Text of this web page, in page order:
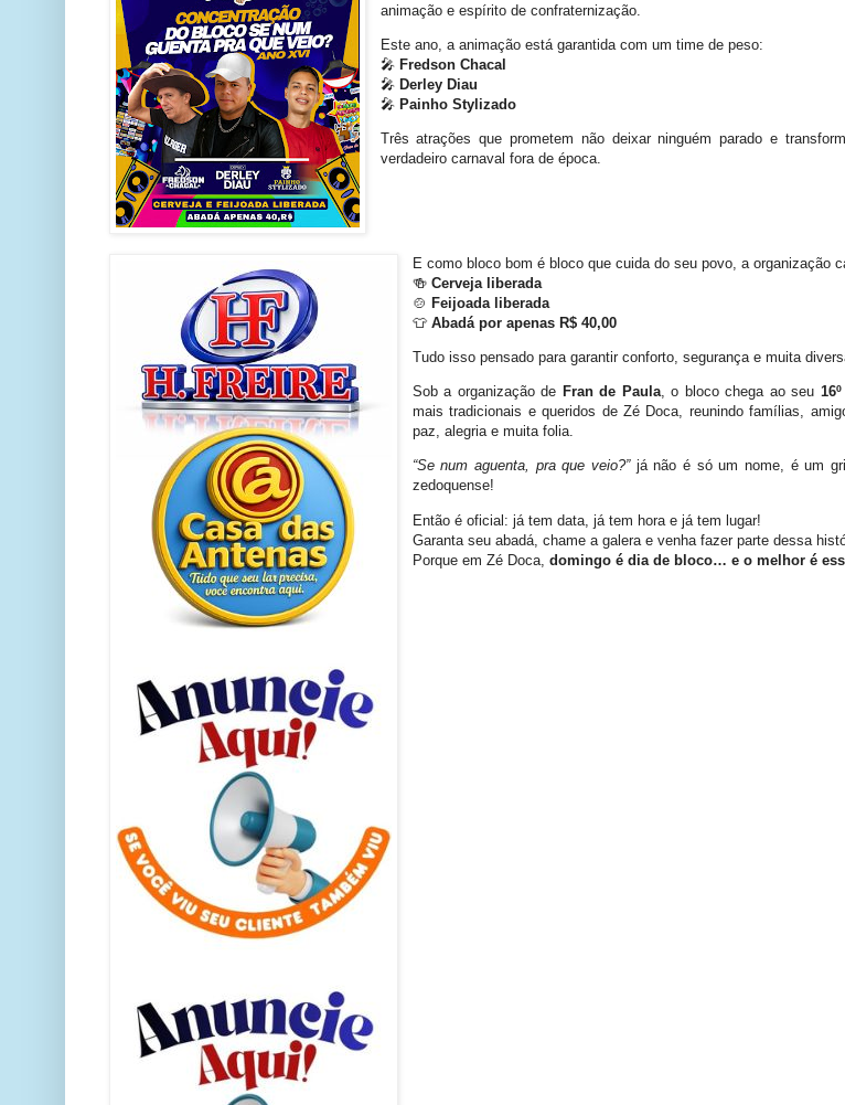
animação e espírito de confraternização.
Este ano, a animação está garantida com um time de peso:
🎤 Fredson Chacal
🎤 Derley Diau
🎤 Painho Stylizado
Três atrações que prometem não deixar ninguém parado e
verdadeiro carnaval fora de época.
E como bloco bom é bloco que cuida do seu povo, a organização
🍻 Cerveja liberada
🍲 Feijoada liberada
👕 Abadá por apenas R$ 40,00
Tudo isso pensado para garantir conforto, segurança e muita
Sob a organização de Fran de Paula, o bloco chega ao seu
mais tradicionais e queridos de Zé Doca, reunindo famílias,
paz, alegria e muita folia.
“Se num aguenta, pra que veio?”já não é só um nome, é um
zedoquense!
Então é oficial: já tem data, já tem hora e já tem lugar!
Garanta seu abadá, chame a galera e venha fazer parte dessa
Porque em Zé Doca, domingo é dia de bloco… e o melhor é